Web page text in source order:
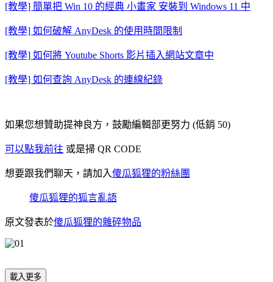
[教學] 簡單把 Win 10 的經典 小畫家 安裝到 Windows 11 中
[教學] 如何破解 AnyDesk 的使用時間限制
[教學] 如何將 Youtube Shorts 影片插入網站文章中
[教學] 如何查詢 AnyDesk 的連線紀錄
如果您想贊助提神良方，鼓勵編輯部更努力 (低銷 50)
可以點我前往 或是掃 QR CODE
想要跟我們聊天，請加入傻瓜狐狸的粉絲團
傻瓜狐狸的狐言亂語
原文發表於傻瓜狐狸的雜碎物品
載入更多